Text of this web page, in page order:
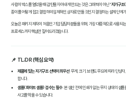
사람이 박스를 열었을 때 감탄을 자아내게 만드는 것은 그래픽이 아닌'지기구
종이를 어떻게 접고 결합하여 입체적인 상자로 만들 것인지 결정하는 설계 단계
오늘은 패키지 제작이 처음인 기업 담당자분들을 위해, 가장 대중적으로 사용되
프로세스까지 핵심만 짚어드리겠습니다.
📌 TL;DR (핵심 요약)
제품에 맞는 지기구조 선택이 최우선: 무게, 크기, 브랜드 무드에 따라 단상
합니다.
샘플(화이트 샘플) 검수는 필수: 본 생산 전에 인쇄가 없는 무지 상태의 샘
사고를 막을 수 있습니다.